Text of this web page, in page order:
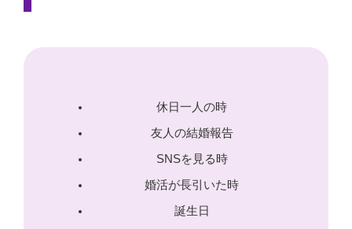
休日一人の時
友人の結婚報告
SNSを見る時
婚活が長引いた時
誕生日